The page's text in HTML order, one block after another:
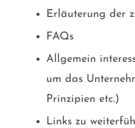
Erläuterung der
FAQs
Allgemein
um das
Prinzipien etc.)
Links zu